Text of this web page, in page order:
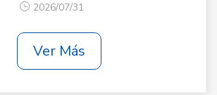
2026/07/31
Ver Más